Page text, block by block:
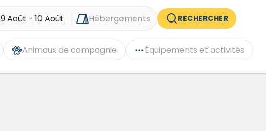
9 Août - 10 Août Hébergements RECHERCHER
Animaux de compagnie Équipements et activités